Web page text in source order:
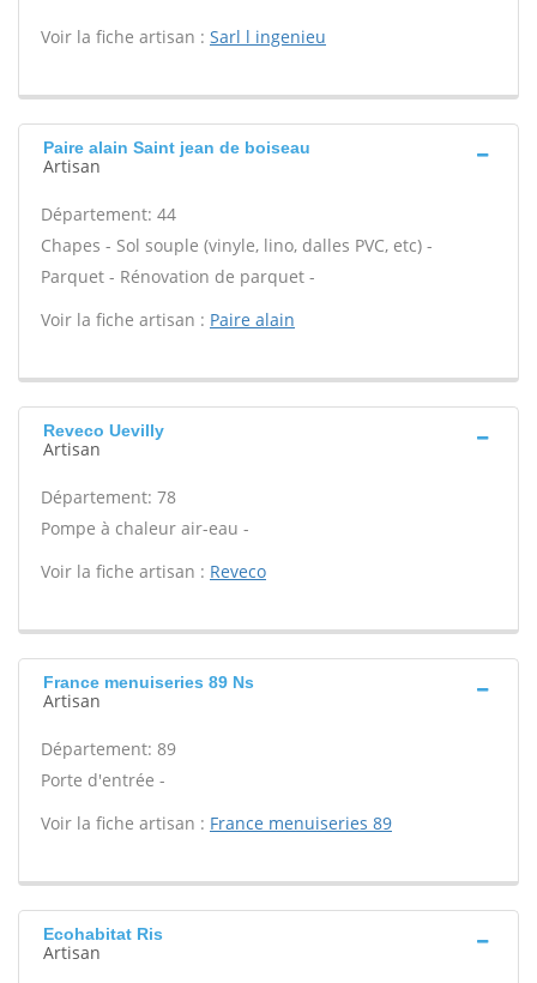
Voir la fiche artisan : Sarl l ingenieu
Paire alain Saint jean de boiseau
Artisan
Département: 44
Chapes - Sol souple (vinyle, lino, dalles PVC, etc) -
Parquet - Rénovation de parquet -
Voir la fiche artisan : Paire alain
Reveco Uevilly
Artisan
Département: 78
Pompe à chaleur air-eau -
Voir la fiche artisan : Reveco
France menuiseries 89 Ns
Artisan
Département: 89
Porte d'entrée -
Voir la fiche artisan : France menuiseries 89
Ecohabitat Ris
Artisan